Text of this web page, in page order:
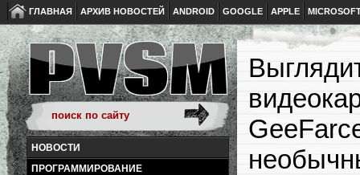
ГЛАВНАЯ АРХИВ НОВОСТЕЙ ANDROID GOOGLE APPLE
НОВОСТИ
ПРОГРАММИРОВАНИЕ